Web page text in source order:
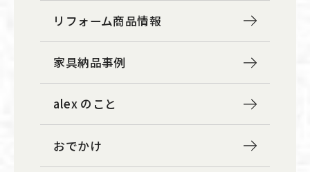
リフォーム商品情報
家具納品事例
alex のこと
おでかけ